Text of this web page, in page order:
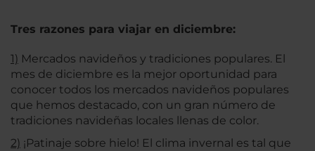
Tres razones para viajar en diciembre:
1) Mercados navideños y tradiciones populares. El
mes de diciembre es la mejor oportunidad para
conocer todos los mercados navideños populares
que hemos destacado, con un gran número de
tradiciones navideñas locales llenas de color.
2) ¡Patinaje sobre hielo! El clima invernal es tal que